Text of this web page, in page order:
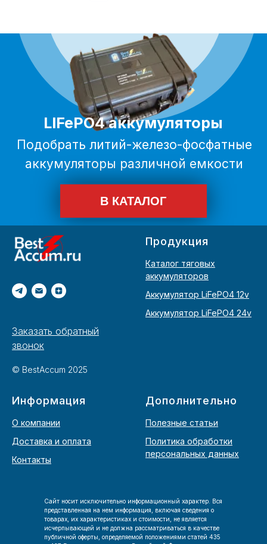
Заказать обратный
звонок
© BestAccum 2025
Продукция
Каталог тяговых
аккумуляторов
Аккумулятор LiFePO4 12v
Аккумулятор LiFePO4 24v
Информация
О компании
Доставка и оплата
Контакты
Дополнительно
Полезные статьи
Политика обработки
персональных данных
Сайт носит исключительно информационный характер. Вся
представленная на нем информация, включая сведения о
товарах, их характеристиках и стоимости, не является
исчерпывающей и не должна рассматриваться в качестве
публичной оферты, определяемой положениями статей 435